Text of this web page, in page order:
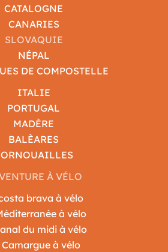
CATALOGNE
CANARIES
SLOVAQUIE
NÉPAL
DE COMPOSTELLE
ITALIE
PORTUGAL
MADÈRE
BALÈARES
À VÉLO
brava à vélo
à vélo
du midi à vélo
Camargue à vélo